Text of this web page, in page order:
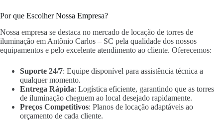
Por que Escolher Nossa Empresa?
Nossa empresa se destaca no mercado de locação de torres de
iluminação em Antônio Carlos – SC pela qualidade dos nossos
equipamentos e pelo excelente atendimento ao cliente. Oferecemos:
Suporte 24/7: Equipe disponível para assistência técnica a
qualquer momento.
Entrega Rápida: Logística eficiente, garantindo que as torres
de iluminação cheguem ao local desejado rapidamente.
Preços Competitivos: Planos de locação adaptáveis ao
orçamento de cada cliente.